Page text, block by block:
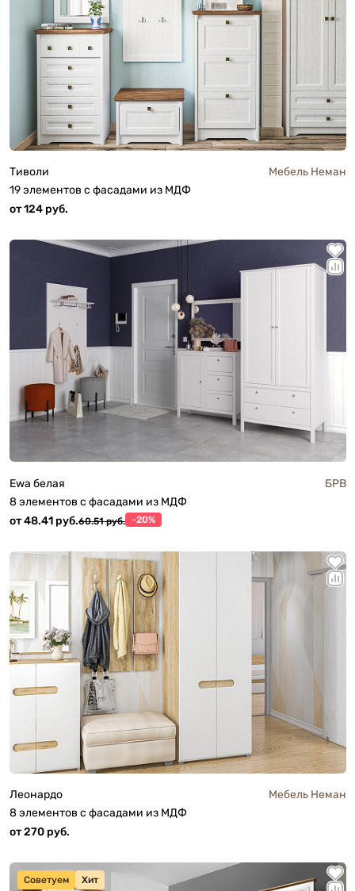
Тиволи
Мебель Неман
19 элементов с фасадами из МДФ
от 124 руб.
Ewa белая
БРВ
8 элементов с фасадами из МДФ
от 48.41 руб.60.51 руб. -20%
Леонардо
Мебель Неман
8 элементов с фасадами из МДФ
от 270 руб.
Советуем Хит